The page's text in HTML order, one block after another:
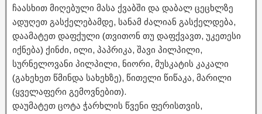
ჩაასხით მიღებული მასა ქვაბში და დაბალ ცეცხლზე
ადუღეთ გასქელებამდე, სანამ ძალიან გასქელდება,
დაამატეთ დაფქული (თვითონ თუ დაფქვავთ, უკეთესი
იქნება) ქინძი, ილი, პაპრიკა, შავი პილპილი,
სურნელოვანი პილპილი, ნიორი, მუსკატის კაკალი
(გახეხეთ წმინდა სახეხზე), წითელი წიწაკა, მარილი
(ყველაფერი გემოვნებით).
დაუმატეთ ცოტა ჭარხლის წვენი ფერისთვის,